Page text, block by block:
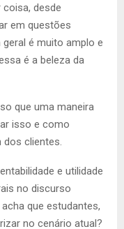
desde
em questões
é muito amplo e
é a beleza da
que uma maneira
isso e como
dos clientes.
e utilidade
no discurso
que estudantes,
no cenário atual?